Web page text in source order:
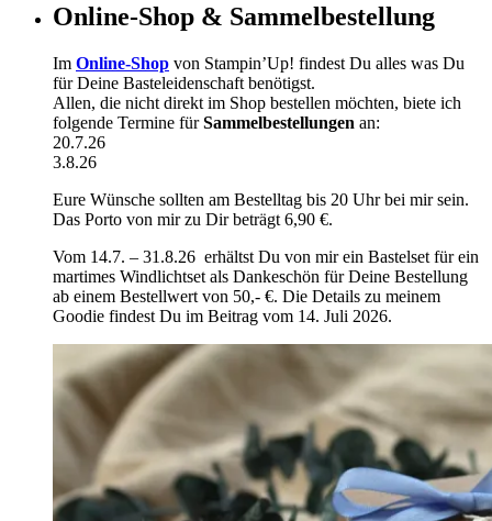
Online-Shop & Sammelbestellung
Im Online-Shop von Stampin’Up! findest Du alles was Du
für Deine Basteleidenschaft benötigst.
Allen, die nicht direkt im Shop bestellen möchten, biete ich
folgende Termine fürSammelbestellungen an:
20.7.26
3.8.26
Eure Wünsche sollten am Bestelltag bis 20 Uhr bei mir sein.
Das Porto von mir zu Dir beträgt 6,90 €.
Vom 14.7. – 31.8.26 erhältst Du von mir ein Bastelset für ein
martimes Windlichtset als Dankeschön für Deine Bestellung
ab einem Bestellwert von 50,- €. Die Details zu meinem
Goodie findest Du im Beitrag vom 14. Juli 2026.